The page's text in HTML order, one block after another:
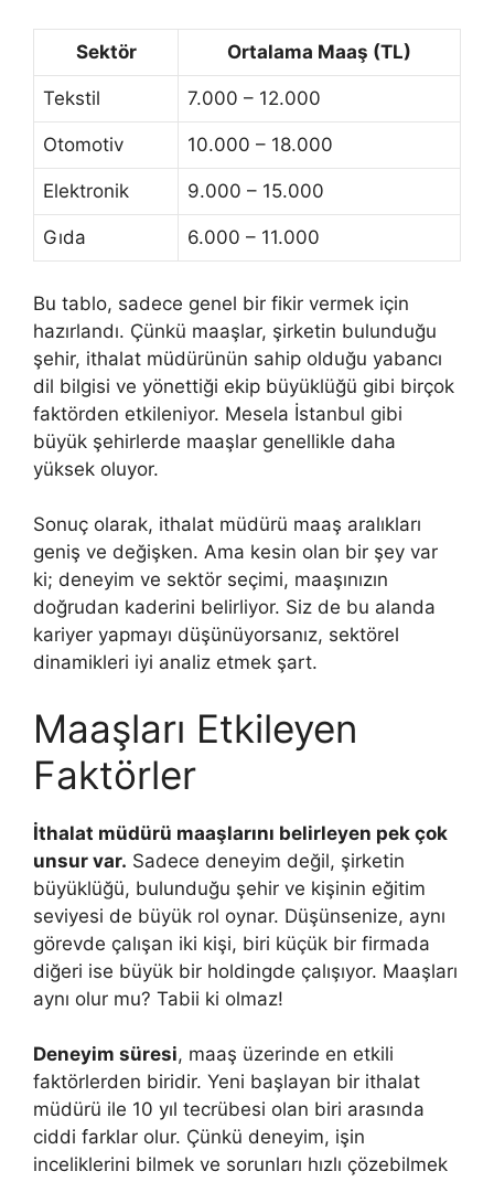
Sektör Ortalama Maaş (TL)
Tekstil 7.000 – 12.000
Otomotiv 10.000 – 18.000
Elektronik 9.000 – 15.000
Gıda 6.000 – 11.000
Bu tablo, sadece genel bir fikir vermek için
hazırlandı. Çünkü maaşlar, şirketin bulunduğu
şehir, ithalat müdürünün sahip olduğu yabancı
dil bilgisi ve yönettiği ekip büyüklüğü gibi birçok
faktörden etkileniyor. Mesela İstanbul gibi
büyük şehirlerde maaşlar genellikle daha
yüksek oluyor.
Sonuç olarak, ithalat müdürü maaş aralıkları
geniş ve değişken. Ama kesin olan bir şey var
ki; deneyim ve sektör seçimi, maaşınızın
doğrudan kaderini belirliyor. Siz de bu alanda
kariyer yapmayı düşünüyorsanız, sektörel
dinamikleri iyi analiz etmek şart.
Maaşları Etkileyen
Faktörler
İthalat müdürü maaşlarını belirleyen pek çok
unsur var. Sadece deneyim değil, şirketin
büyüklüğü, bulunduğu şehir ve kişinin eğitim
seviyesi de büyük rol oynar. Düşünsenize, aynı
görevde çalışan iki kişi, biri küçük bir firmada
diğeri ise büyük bir holdingde çalışıyor. Maaşları
aynı olur mu? Tabii ki olmaz!
Deneyim süresi, maaş üzerinde en etkili
faktörlerden biridir. Yeni başlayan bir ithalat
müdürü ile 10 yıl tecrübesi olan biri arasında
ciddi farklar olur. Çünkü deneyim, işin
inceliklerini bilmek ve sorunları hızlı çözebilmek